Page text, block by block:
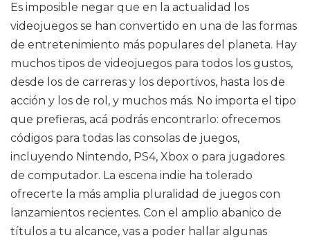
Es imposible negar que en la actualidad los
videojuegos se han convertido en una de las formas
de entretenimiento más populares del planeta. Hay
muchos tipos de videojuegos para todos los gustos,
desde los de carreras y los deportivos, hasta los de
acción y los de rol, y muchos más. No importa el tipo
que prefieras, acá podrás encontrarlo: ofrecemos
códigos para todas las consolas de juegos,
incluyendo Nintendo, PS4, Xbox o para jugadores
de computador. La escena indie ha tolerado
ofrecerte la más amplia pluralidad de juegos con
lanzamientos recientes. Con el amplio abanico de
títulos a tu alcance, vas a poder hallar algunas